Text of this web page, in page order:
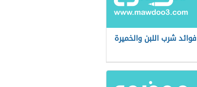
فوائد شرب اللبن والخميرة